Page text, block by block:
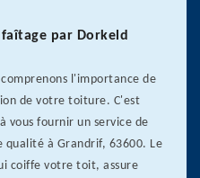
par Dorkeld
l'importance de
de votre toiture. C'est
vous fournir un service de
qualité à Grandrif, 63600. Le
coiffe votre toit, assure